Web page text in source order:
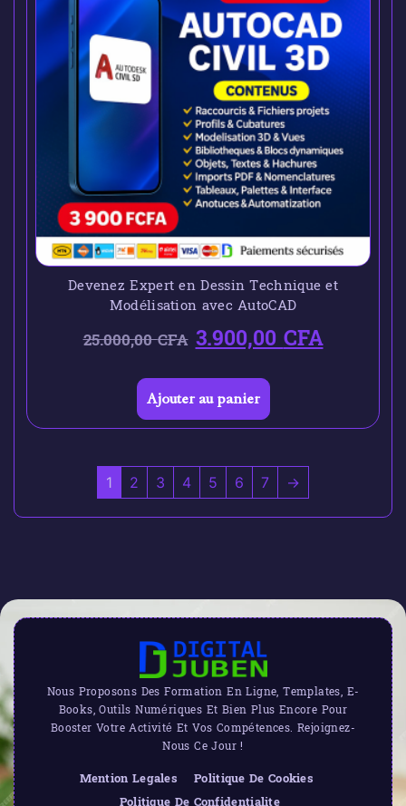
Devenez Expert en Dessin Technique et
Modélisation avec AutoCAD
25.000,00CFA 3.900,00CFA
Ajouter au panier
1 2 3 4 5 6 7 →
Nous Proposons Des Formation En Ligne, Templates, E-
Books, Outils Numériques Et Bien Plus Encore Pour
Booster Votre Activité Et Vos Compétences. Rejoignez-
Nous Ce Jour !
Mention Legales
Politique De Cookies